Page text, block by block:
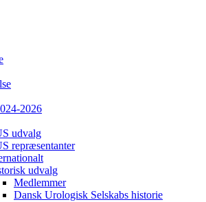
2026
udvalg
repræsentanter
udvalg
Medlemmer
Dansk Urologisk Selskabs historie